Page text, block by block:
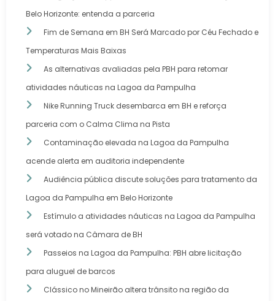
Belo Horizonte: entenda a parceria
Fim de Semana em BH Será Marcado por Céu Fechado e
Temperaturas Mais Baixas
As alternativas avaliadas pela PBH para retomar
atividades náuticas na Lagoa da Pampulha
Nike Running Truck desembarca em BH e reforça
parceria com o Calma Clima na Pista
Contaminação elevada na Lagoa da Pampulha
acende alerta em auditoria independente
Audiência pública discute soluções para tratamento da
Lagoa da Pampulha em Belo Horizonte
Estímulo a atividades náuticas na Lagoa da Pampulha
será votado na Câmara de BH
Passeios na Lagoa da Pampulha: PBH abre licitação
para aluguel de barcos
Clássico no Mineirão altera trânsito na região da